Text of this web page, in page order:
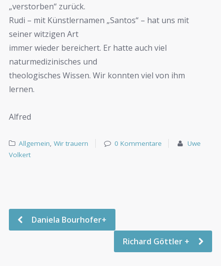
„verstorben“ zurück.
Rudi – mit Künstlernamen „Santos“ – hat uns mit
seiner witzigen Art
immer wieder bereichert. Er hatte auch viel
naturmedizinisches und
theologisches Wissen. Wir konnten viel von ihm
lernen.
Alfred
Allgemein ,Wir trauern 0 Kommentare
Uwe
Volkert
Daniela Bourhofer+
Richard Göttler +